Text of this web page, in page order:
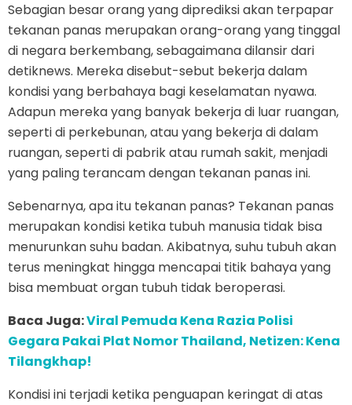
Sebagian besar orang yang diprediksi akan terpapar
tekanan panas merupakan orang-orang yang tinggal
di negara berkembang, sebagaimana dilansir dari
detiknews. Mereka disebut-sebut bekerja dalam
kondisi yang berbahaya bagi keselamatan nyawa.
Adapun mereka yang banyak bekerja di luar ruangan,
seperti di perkebunan, atau yang bekerja di dalam
ruangan, seperti di pabrik atau rumah sakit, menjadi
yang paling terancam dengan tekanan panas ini.
Sebenarnya, apa itu tekanan panas? Tekanan panas
merupakan kondisi ketika tubuh manusia tidak bisa
menurunkan suhu badan. Akibatnya, suhu tubuh akan
terus meningkat hingga mencapai titik bahaya yang
bisa membuat organ tubuh tidak beroperasi.
Baca Juga:Viral Pemuda Kena Razia Polisi
Gegara Pakai Plat Nomor Thailand, Netizen: Kena
Tilangkhap!
Kondisi ini terjadi ketika penguapan keringat di atas